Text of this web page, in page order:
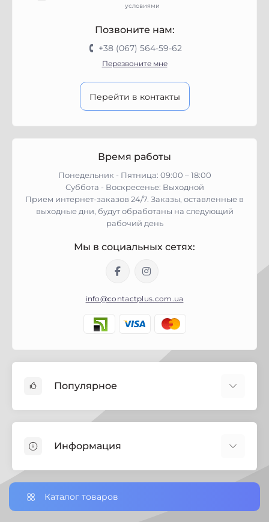
условиями
Позвоните нам:
+38 (067) 564-59-62
Перезвоните мне
Перейти в контакты
Время работы
Понедельник - Пятница: 09:00 – 18:00
Суббота - Воскресенье: Выходной
Прием интернет-заказов 24/7. Заказы, оставленные в
выходные дни, будут обработаны на следующий
рабочий день
Мы в социальных сетях:
info@contactplus.com.ua
Популярное
Биозащита
Строительная химия
Замки
Петли дверные
Информация
Настройки сookie-файлов
Доставка заказов по Украине
Каталог товаров